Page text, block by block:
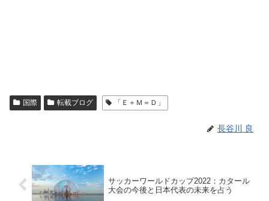
国際 転載ブログ 「Ｅ＋Ｍ＝Ｄ」
長谷川 良
サッカーワールドカップ2022：カタール
大会の今後と日本代表の未来を占う